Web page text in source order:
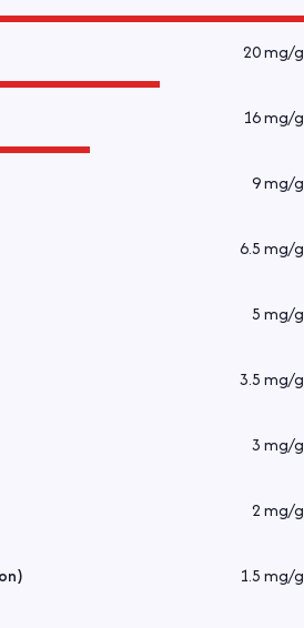
20mg/g
16mg/g
9mg/g
6.5mg/g
5mg/g
3.5mg/g
3mg/g
2mg/g
1.5mg/g